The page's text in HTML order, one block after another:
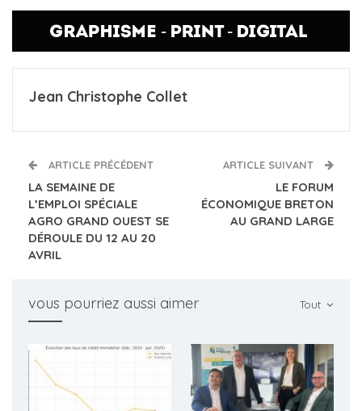
Jean Christophe Collet
ARTICLE PRÉCÉDENT
LA SEMAINE DE
L’EMPLOI SPÉCIALE
AGRO GRAND OUEST SE
DÉROULE DU 12 AU 20
AVRIL
ARTICLE SUIVANT
LE FORUM
ÉCONOMIQUE BRETON
AU GRAND LARGE
Tout
vous pourriez aussi aimer